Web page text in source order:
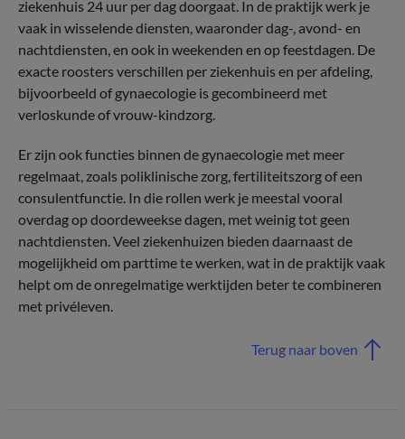
ziekenhuis 24 uur per dag doorgaat. In de praktijk werk je
vaak in wisselende diensten, waaronder dag-, avond- en
nachtdiensten, en ook in weekenden en op feestdagen. De
exacte roosters verschillen per ziekenhuis en per afdeling,
bijvoorbeeld of gynaecologie is gecombineerd met
verloskunde of vrouw-kindzorg.
Er zijn ook functies binnen de gynaecologie met meer
regelmaat, zoals poliklinische zorg, fertiliteitszorg of een
consulentfunctie. In die rollen werk je meestal vooral
overdag op doordeweekse dagen, met weinig tot geen
nachtdiensten. Veel ziekenhuizen bieden daarnaast de
mogelijkheid om parttime te werken, wat in de praktijk vaak
helpt om de onregelmatige werktijden beter te combineren
met privéleven.
Terug naar boven